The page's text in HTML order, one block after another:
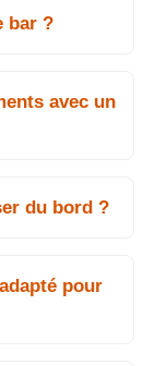
bar ?
avec un
du bord ?
pour